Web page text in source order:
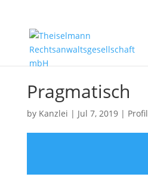
Pragmatisch
by Kanzlei | Jul 7, 2019| Profil